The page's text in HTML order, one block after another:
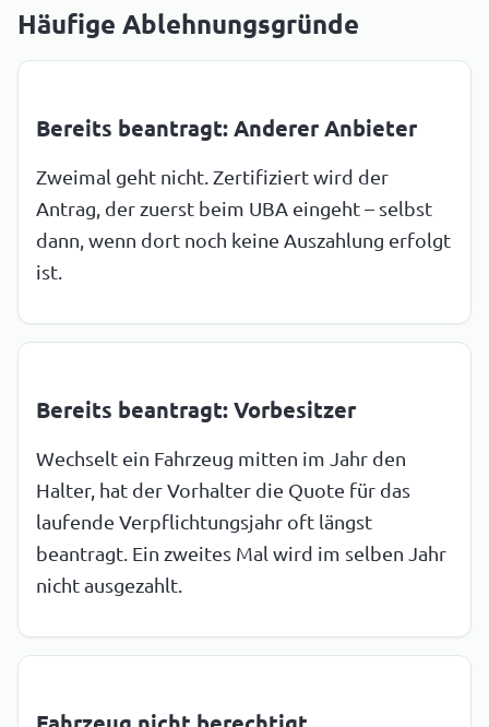
Häufige Ablehnungsgründe
Bereits beantragt: Anderer Anbieter
Zweimal geht nicht. Zertifiziert wird der
Antrag, der zuerst beim UBA eingeht – selbst
dann, wenn dort noch keine Auszahlung erfolgt
ist.
Bereits beantragt: Vorbesitzer
Wechselt ein Fahrzeug mitten im Jahr den
Halter, hat der Vorhalter die Quote für das
laufende Verpflichtungsjahr oft längst
beantragt. Ein zweites Mal wird im selben Jahr
nicht ausgezahlt.